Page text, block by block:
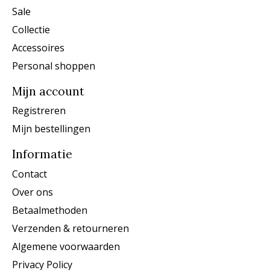
Sale
Collectie
Accessoires
Personal shoppen
Mijn account
Registreren
Mijn bestellingen
Informatie
Contact
Over ons
Betaalmethoden
Verzenden & retourneren
Algemene voorwaarden
Privacy Policy